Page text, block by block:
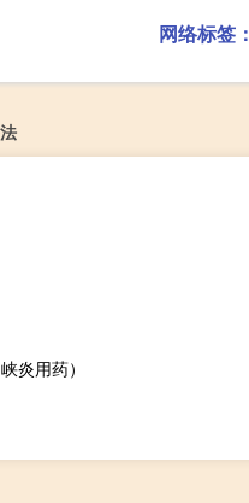
网络标签：
炎用药）